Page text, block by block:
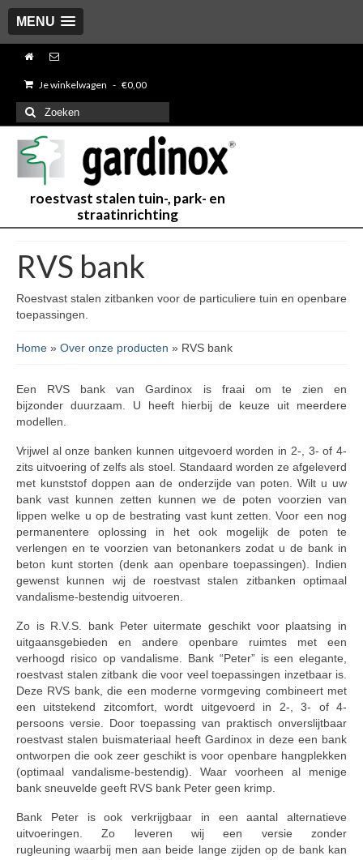
MENU
Je winkelwagen - €0,00
Zoeken
naar:
roestvast stalen tuin-, park- en
straatinrichting
RVS bank
Roestvast stalen zitbanken voor de particuliere tuin en openbare
toepassingen.
Home » Over onze producten » RVS bank
Een RVS bank van Gardinox is fraai om te zien en
bijzonder duurzaam. U heeft hierbij de keuze uit meerdere
modellen.
Vrijwel al onze banken kunnen uitgevoerd worden in 2-, 3- of 4-
zits uitvoering of zelfs als stoel. Standaard worden ze afgeleverd
met kunststof doppen aan de onderzijde van poten. Wilt u uw
bank vast kunnen zetten kunnen we de poten voorzien van
lippen welke u op de bestrating vast kunt zetten. Voor een nog
permanentere oplossing in het ook mogelijk de poten te
verlengen en te voorzien van betonankers zodat u de bank in
beton kunt storten (denk aan openbare toepassingen). Indien
gewenst kunnen wij de roestvast stalen zitbanken optimaal
vandalisme-bestendig uitvoeren.
Zo is R.V.S. bank Peter uitermate geschikt voor plaatsing in
uitgaansgebieden en andere openbare ruimtes met een
verhoogd risico op vandalisme. Bank “Peter” is een elegante,
roestvast stalen zitbank die voor veel toepassingen inzetbaar is.
Deze RVS bank, die een moderne vormgeving combineert met
een uitstekend zitcomfort, wordt uitgevoerd in 2-, 3- of 4-
persoons versie. Door toepassing van praktisch onverslijtbaar
roestvast stalen buismateriaal heeft Gardinox in deze een bank
ontworpen die ook zeer geschikt is voor openbare hangplekken
(optimaal vandalisme-bestendig). Waar voorheen al menige
bank sneuvelde geeft RVS bank Peter geen krimp.
Bank Peter is ook verkrijgbaar in een aantal alternatieve
uitvoeringen. Zo leveren wij een versie zonder
rugleuning waarbij men aan beide lange zijden op de bank kan